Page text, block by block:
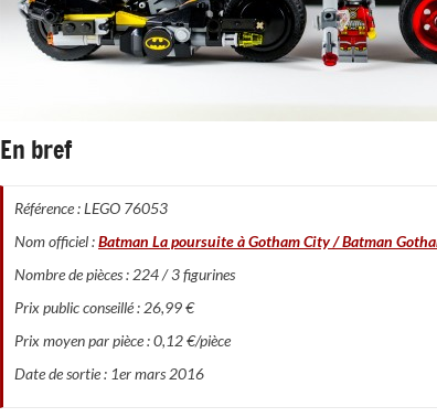
En bref
Référence : LEGO 76053
Nom officiel :Batman La poursuite à Gotham City / Batman
Nombre de pièces : 224 / 3 figurines
Prix public conseillé : 26,99 €
Prix moyen par pièce : 0,12 €/pièce
Date de sortie : 1er mars 2016